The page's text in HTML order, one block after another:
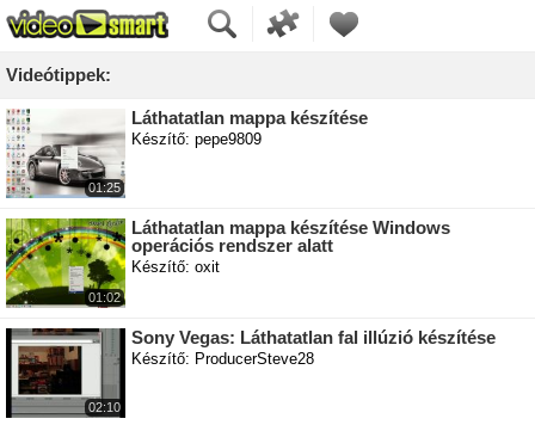
Videótippek:
01:25
Láthatatlan mappa készítése
Készítő: pepe9809
01:02
Láthatatlan mappa készítése Windows
operációs rendszer alatt
Készítő: oxit
02:10
Sony Vegas: Láthatatlan fal illúzió készítése
Készítő: ProducerSteve28